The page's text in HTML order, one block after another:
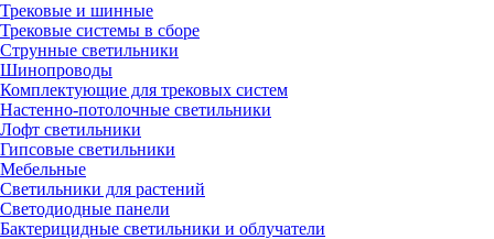
Трековые и шинные
Трековые системы в сборе
Струнные светильники
Шинопроводы
Комплектующие для трековых систем
Настенно-потолочные светильники
Лофт светильники
Гипсовые светильники
Мебельные
Светильники для растений
Светодиодные панели
Бактерицидные светильники и облучатели